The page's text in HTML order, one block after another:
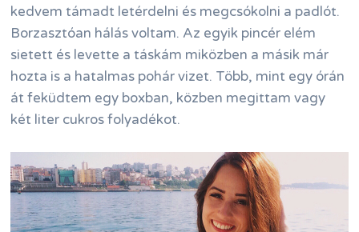
kedvem támadt letérdelni és megcsókolni a padlót.
Borzasztóan hálás voltam. Az egyik pincér elém
sietett és levette a táskám miközben a másik már
hozta is a hatalmas pohár vizet. Több, mint egy órán
át feküdtem egy boxban, közben megittam vagy
két liter cukros folyadékot.